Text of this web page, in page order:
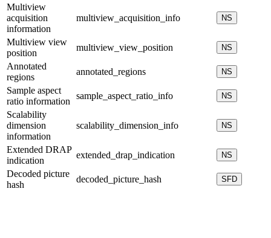
Multiview
acquisition
information
multiview_acquisition_info NS
Multiview view
position
multiview_view_position NS
Annotated
regions
annotated_regions NS
Sample aspect
ratio information
sample_aspect_ratio_info NS
Scalability
dimension
information
scalability_dimension_info NS
Extended DRAP
indication
extended_drap_indication NS
Decoded picture
hash
decoded_picture_hash SFD